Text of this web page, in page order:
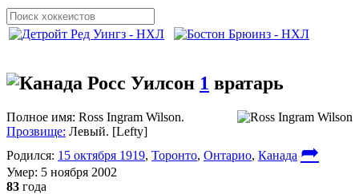
Росс Уилсон 1 вратарь
Полное имя: Ross Ingram Wilson.
Прозвище: Левый. [Lefty]
Родился: 15 октября 1919, Торонто, Онтарио, Канада ➦
Умер: 5 ноября 2002
83 года